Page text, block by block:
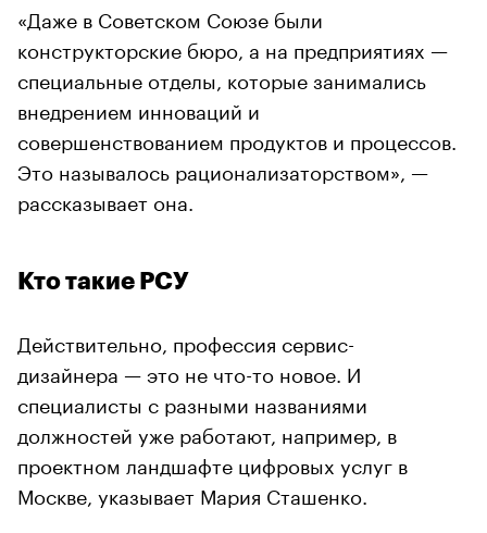
«Даже в Советском Союзе были
конструкторские бюро, а на предприятиях —
специальные отделы, которые занимались
внедрением инноваций и
совершенствованием продуктов и процессов.
Это называлось рационализаторством», —
рассказывает она.
Кто такие РСУ
Действительно, профессия сервис-
дизайнера — это не что-то новое. И
специалисты с разными названиями
должностей уже работают, например, в
проектном ландшафте цифровых услуг в
Москве, указывает Мария Сташенко.